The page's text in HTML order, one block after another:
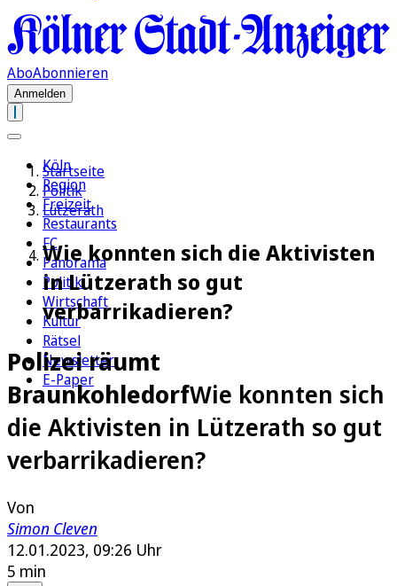
AboAbonnieren
Anmelden
Köln
Region
Freizeit
Restaurants
FC
Panorama
Politik
Wirtschaft
Kultur
Rätsel
Newsletter
E-Paper
Startseite
Politik
Lützerath
Wie konnten sich die Aktivisten
in Lützerath so gut
verbarrikadieren?
Polizei räumt
BraunkohledorfWie konnten sich
die Aktivisten in Lützerath so gut
verbarrikadieren?
Von
Simon Cleven
12.01.2023, 09:26 Uhr
5 min